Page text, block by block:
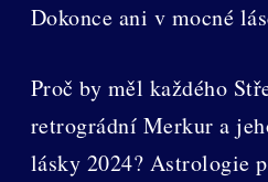
Dokonce ani v mocné
Proč by měl každého
retrográdní Merkur a
lásky 2024? Astrologie